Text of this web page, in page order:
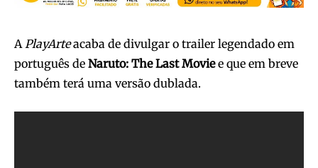
APlayArteacaba de divulgar o trailer legendado em
português de Naruto: The Last Moviee que em breve
também terá uma versão dublada.